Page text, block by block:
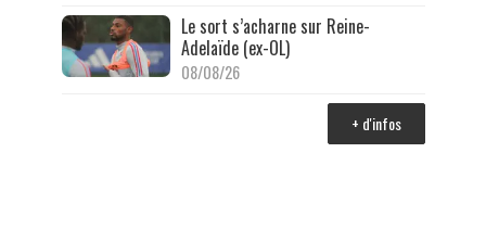
Le sort s’acharne sur Reine-
Adelaïde (ex-OL)
08/08/26
+ d'infos